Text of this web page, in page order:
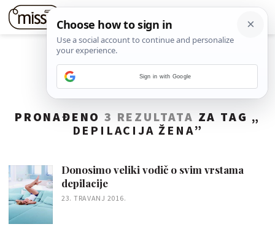
PRONAĐENO 3 REZULTATA ZA TAG „
DEPILACIJA ŽENA”
Donosimo veliki vodič o svim vrstama
depilacije
23. TRAVANJ 2016.
Sign in with Google